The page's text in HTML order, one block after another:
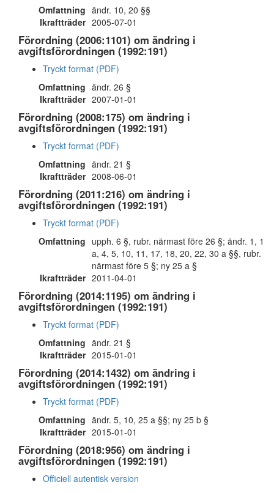
Omfattning ändr. 10, 20 §§
Ikraftträder 2005-07-01
Förordning (2006:1101) om ändring i
avgiftsförordningen (1992:191)
Tryckt format (PDF)
Omfattning ändr. 26 §
Ikraftträder 2007-01-01
Förordning (2008:175) om ändring i
avgiftsförordningen (1992:191)
Tryckt format (PDF)
Omfattning ändr. 21 §
Ikraftträder 2008-06-01
Förordning (2011:216) om ändring i
avgiftsförordningen (1992:191)
Tryckt format (PDF)
Omfattning upph. 6 §, rubr. närmast före 26 §; ändr. 1, 1
a, 4, 5, 10, 11, 17, 18, 20, 22, 30 a §§, rubr.
närmast före 5 §; ny 25 a §
Ikraftträder 2011-04-01
Förordning (2014:1195) om ändring i
avgiftsförordningen (1992:191)
Tryckt format (PDF)
Omfattning ändr. 21 §
Ikraftträder 2015-01-01
Förordning (2014:1432) om ändring i
avgiftsförordningen (1992:191)
Tryckt format (PDF)
Omfattning ändr. 5, 10, 25 a §§; ny 25 b §
Ikraftträder 2015-01-01
Förordning (2018:956) om ändring i
avgiftsförordningen (1992:191)
Officiell autentisk version